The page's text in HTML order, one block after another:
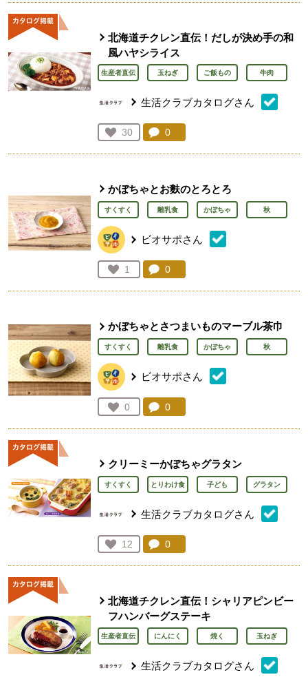
北海道チクレン直伝！だしが決め手の和
風ハヤシライス
生産者直伝 玉ねぎ ご飯もの 牛肉
生活クラブカタログさん
お気に入り登録：
30
人が登録
コメント：
0
かぼちゃとお麩のとろとろ
すくすく 離乳食 かぼちゃ 秋
ビオサポさん
お気に入り登録：
1
人が登録
コメント：
0
かぼちゃとさつまいものマーブル茶巾
すくすく 離乳食 かぼちゃ 秋
ビオサポさん
お気に入り登録：
0
人が登録
コメント：
0
クリーミーかぼちゃグラタン
すくすく とりわけ食 子ども グラタン
生活クラブカタログさん
お気に入り登録：
12
人が登録
コメント：
0
北海道チクレン直伝！シャリアピンビー
フハンバーグステーキ
生産者直伝 にんにく 焼く 玉ねぎ
生活クラブカタログさん